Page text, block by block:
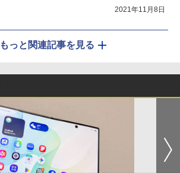
2021年11月8日
もっと関連記事を見る